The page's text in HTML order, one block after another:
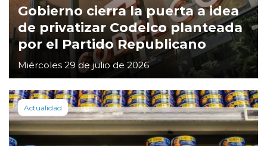
Gobierno cierra la puerta a idea
de privatizar Codelco planteada
por el Partido Republicano
Miércoles 29 de julio de 2026
Actualidad